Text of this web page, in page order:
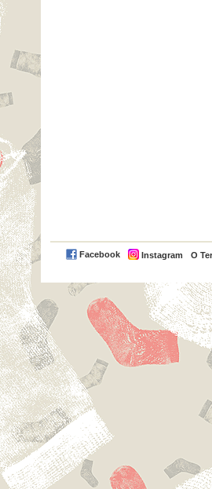
Facebook Instagram O